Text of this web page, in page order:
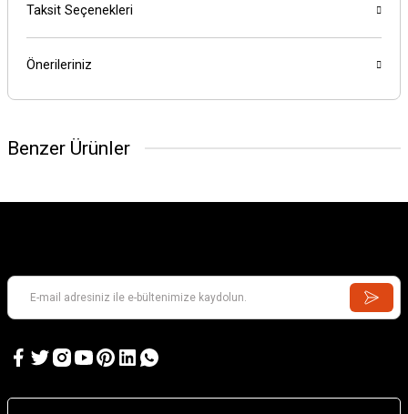
Taksit Seçenekleri
Önerileriniz
Benzer Ürünler